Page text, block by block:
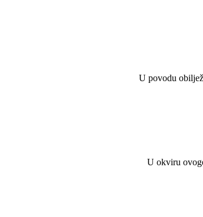
U povodu
U okviru